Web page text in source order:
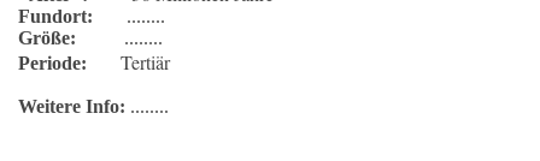
Fundort: ........
Größe: ........
Periode: Tertiär
Weitere Info: ........